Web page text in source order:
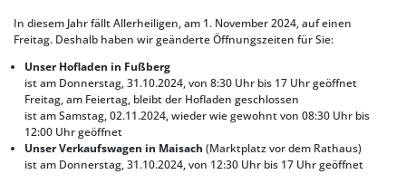
In diesem Jahr fällt Allerheiligen, am 1. November 2024, auf einen
Freitag. Deshalb haben wir geänderte Öffnungszeiten für Sie:
Unser Hofladen in Fußberg
ist am Donnerstag, 31.10.2024, von 8:30 Uhr bis 17 Uhr geöffnet
Freitag, am Feiertag, bleibt der Hofladen geschlossen
ist am Samstag, 02.11.2024, wieder wie gewohnt von 08:30 Uhr bis
12:00 Uhr geöffnet
Unser Verkaufswagen in Maisach (Marktplatz vor dem Rathaus)
ist am Donnerstag, 31.10.2024, von 12:30 Uhr bis 17 Uhr geöffnet